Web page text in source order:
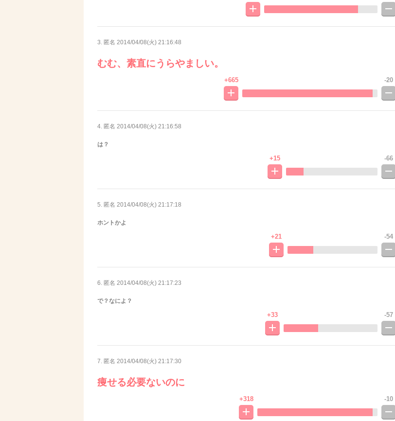
3. 匿名 2014/04/08(火) 21:16:48
むむ、素直にうらやましい。
+665 -20
4. 匿名 2014/04/08(火) 21:16:58
は？
+15 -66
5. 匿名 2014/04/08(火) 21:17:18
ホントかよ
+21 -54
6. 匿名 2014/04/08(火) 21:17:23
で？なによ？
+33 -57
7. 匿名 2014/04/08(火) 21:17:30
痩せる必要ないのに
+318 -10